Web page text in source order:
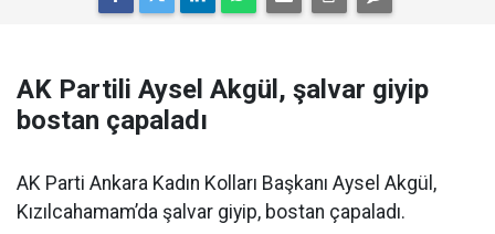
AK Partili Aysel Akgül, şalvar giyip
bostan çapaladı
AK Parti Ankara Kadın Kolları Başkanı Aysel Akgül,
Kızılcahamam’da şalvar giyip, bostan çapaladı.